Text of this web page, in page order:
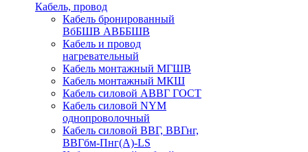
Кабель, провод
Кабель бронированный
ВбБШВ АВББШВ
Кабель и провод
нагревательный
Кабель монтажный МГШВ
Кабель монтажный МКШ
Кабель силовой АВВГ ГОСТ
Кабель силовой NYM
однопроволочный
Кабель силовой ВВГ, ВВГнг,
ВВГбм-Пнг(А)-LS